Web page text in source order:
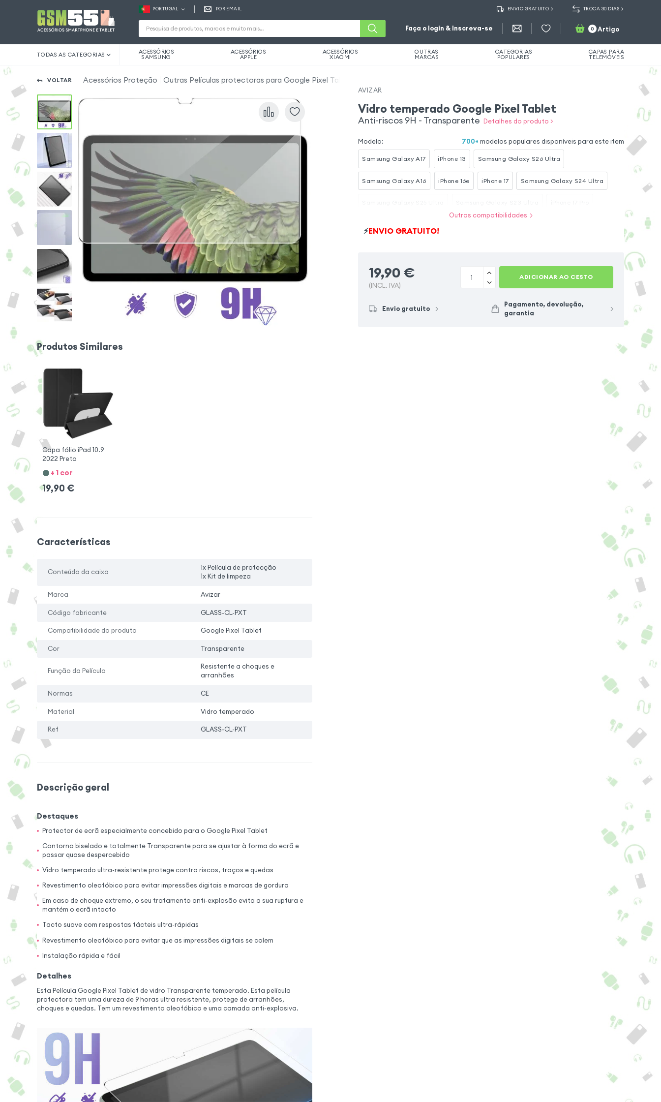
PORTUGAL POR EMAIL ENVIO GRATUITO TROCA 30 DIAS
Faça o login & Inscreva-se 0 Artigo
TODAS AS CATEGORIAS ACESSÓRIOS
SAMSUNG
ACESSÓRIOS
APPLE
ACESSÓRIOS
XIAOMI
OUTRAS
MARCAS
CATEGORIAS
POPULARES
CAPAS PARA
TELEMÓVEIS
VOLTAR Acessórios Proteção Outras Películas protectoras para Google Pixel Tablet
Produtos Similares
Capa fólio iPad 10.9
2022 Preto
+ 1 cor
19,90 €
Características
Conteúdo da caixa
1x Película de protecção
1x Kit de limpeza
Marca Avizar
Código fabricante GLASS-CL-PXT
Compatibilidade do produto Google Pixel Tablet
Cor Transparente
Função da Película
Resistente a choques e
arranhões
Normas CE
Material Vidro temperado
Ref GLASS-CL-PXT
Descrição geral
Destaques
Protector de ecrã especialmente concebido para o Google Pixel Tablet
Contorno biselado e totalmente Transparente para se ajustar à forma do ecrã e
passar quase despercebido
Vidro temperado ultra-resistente protege contra riscos, traços e quedas
Revestimento oleofóbico para evitar impressões digitais e marcas de gordura
Em caso de choque extremo, o seu tratamento anti-explosão evita a sua ruptura e
mantém o ecrã intacto
Tacto suave com respostas tácteis ultra-rápidas
Revestimento oleofóbico para evitar que as impressões digitais se colem
Instalação rápida e fácil
Detalhes
Esta Película Google Pixel Tablet de vidro Transparente temperado. Esta película
protectora tem uma dureza de 9 horas ultra resistente, protege de arranhões,
choques e quedas. Tem um revestimento oleofóbico e uma camada anti-explosiva.
AVIZAR
Vidro temperado Google Pixel Tablet
Anti-riscos 9H - Transparente Detalhes do produto >
Modelo: 700+ modelos populares disponíveis para este item
Samsung Galaxy A17 iPhone 13 Samsung Galaxy S26 Ultra
Samsung Galaxy A16 iPhone 16e iPhone 17 Samsung Galaxy S24 Ultra
Outras compatibilidades
⚡ENVIO GRATUITO!
19,90 €
(INCL. IVA)
ADICIONAR AO CESTO
Envio gratuito
Pagamento, devolução,
garantia